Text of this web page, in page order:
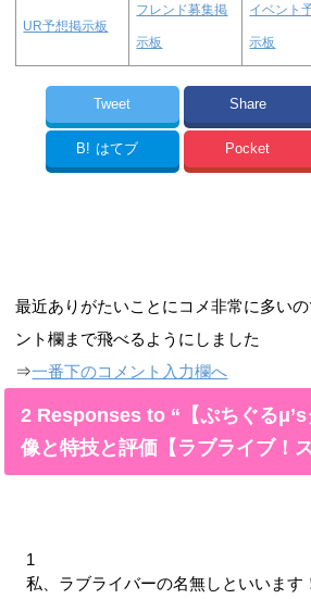
UR予想掲示板
フレンド募集掲
示板
イベント
示板
Tweet Share
B! はてブ Pocket
最近ありがたいことにコメ非常に多い
ント欄まで飛べるようにしました
⇒一番下のコメント入力欄へ
2 Responses to “【ぷちぐるμ’s
像と特技と評価【ラブライブ！
1
私、ラブライバーの名無しといいます